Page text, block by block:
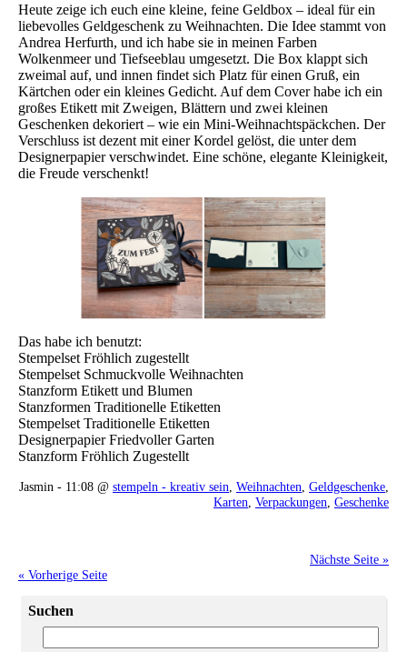
Heute zeige ich euch eine kleine, feine Geldbox – ideal für ein
liebevolles Geldgeschenk zu Weihnachten. Die Idee stammt von
Andrea Herfurth, und ich habe sie in meinen Farben
Wolkenmeer und Tiefseeblau umgesetzt. Die Box klappt sich
zweimal auf, und innen findet sich Platz für einen Gruß, ein
Kärtchen oder ein kleines Gedicht. Auf dem Cover habe ich ein
großes Etikett mit Zweigen, Blättern und zwei kleinen
Geschenken dekoriert – wie ein Mini-Weihnachtspäckchen. Der
Verschluss ist dezent mit einer Kordel gelöst, die unter dem
Designerpapier verschwindet. Eine schöne, elegante Kleinigkeit,
die Freude verschenkt!
Das habe ich benutzt:
Stempelset Fröhlich zugestellt
Stempelset Schmuckvolle Weihnachten
Stanzform Etikett und Blumen
Stanzformen Traditionelle Etiketten
Stempelset Traditionelle Etiketten
Designerpapier Friedvoller Garten
Stanzform Fröhlich Zugestellt
Jasmin - 11:08 @ stempeln - kreativ sein Weihnachten Geldgeschenke
Karten Verpackungen Geschenke
Nächste Seite »
« Vorherige Seite
Suchen